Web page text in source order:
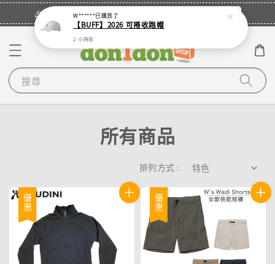
🎉登入會員・領取您的專屬折扣券！ 立即登入
搜尋
所有商品
排列方式 :
優惠 優惠
W******已購買了
【BUFF】2026 可捲收跑帽
2 小時前